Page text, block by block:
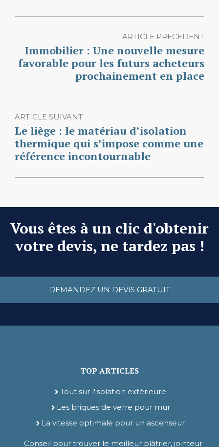
ARTICLE PRECEDENT
Immobilier : Une nouvelle mesure
favorable pour les futurs acheteurs
prochainement en place
ARTICLE SUIVANT
Le liège : le matériau d’isolation
thermique qui s’impose comme une
référence incontournable
Vous êtes à un clic d'obtenir
votre devis, ne tardez pas !
DEMANDEZ UN DEVIS GRATUIT
TOP ARTICLES
Tout sur l'isolation extérieure
Les briques de verre pour mur
La vitesse optimale pour un ascenseur
Conseil pour trouver le meilleur plâtrier, jointeur